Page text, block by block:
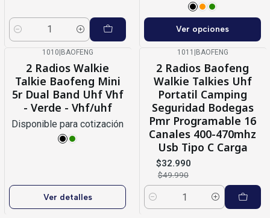
Cantidad
Ver opciones
Agotado
1010 BAOFENG
2 Radios Walkie
Talkie Baofeng Mini
5r Dual Band Uhf Vhf
- Verde - Vhf/uhf
Disponible para cotización
Ver detalles
1011 BAOFENG
2 Radios Baofeng
Walkie Talkies Uhf
Portatil Camping
Seguridad Bodegas
Pmr Programable 16
Canales 400-470mhz
Usb Tipo C Carga
$32.990
$49.990
Cantidad